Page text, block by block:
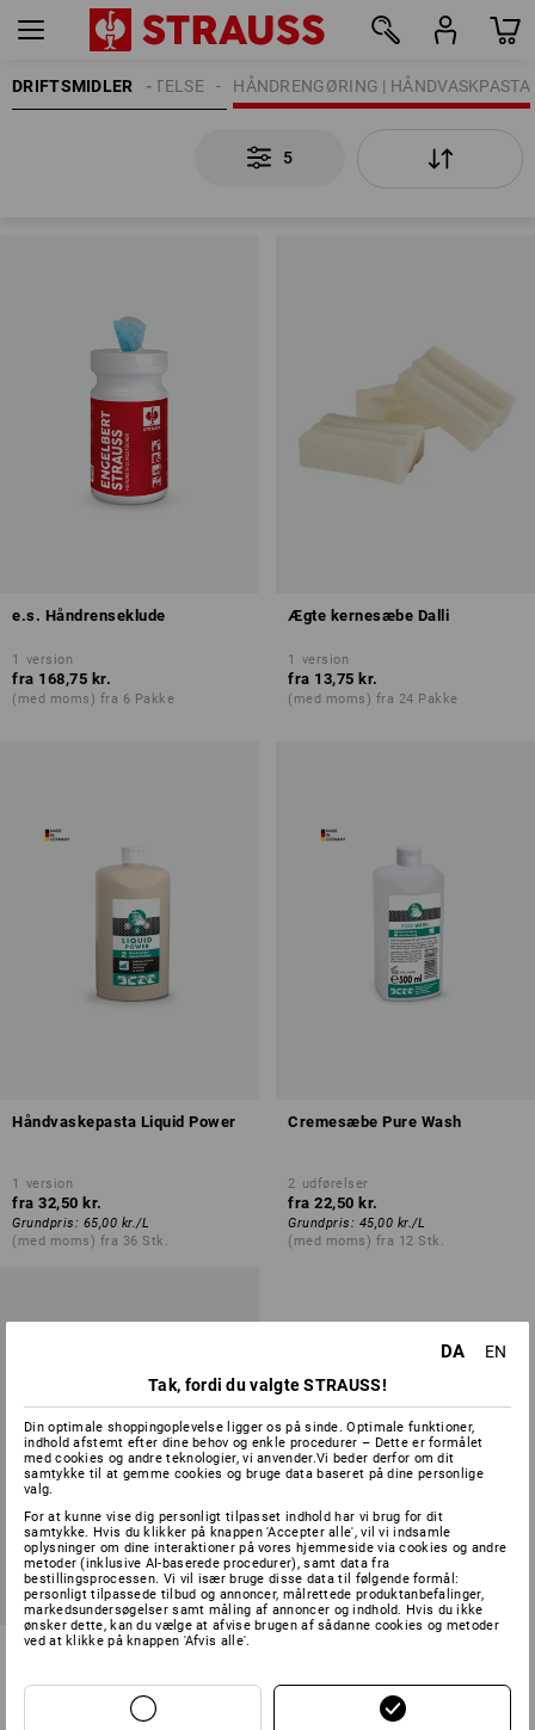
DRIFTSMIDLER HÅNDRENGØRING | HÅNDVASKPASTA
| HUDBESKYTTELSE
5
e.s. Håndrenseklude
1 version
fra 168,75 kr.
(med moms) fra 6 Pakke
Ægte kernesæbe Dalli
1 version
fra 13,75 kr.
(med moms) fra 24 Pakke
Håndvaskepasta Liquid Power
1 version
fra 32,50 kr.
Grundpris: 65,00 kr./L
(med moms) fra 36 Stk.
Cremesæbe Pure Wash
2 udførelser
fra 22,50 kr.
Grundpris: 45,00 kr./L
(med moms) fra 12 Stk.
Hudrensende creme Sensi
DA
EN
Tak, fordi du valgte STRAUSS!
Din optimale shoppingoplevelse ligger os på sinde. Optimale funktioner,
indhold afstemt efter dine behov og enkle procedurer – Dette er formålet
med cookies og andre teknologier, vi anvender.Vi beder derfor om dit
samtykke til at gemme cookies og bruge data baseret på dine personlige
valg.
For at kunne vise dig personligt tilpasset indhold har vi brug for dit
samtykke. Hvis du klikker på knappen 'Accepter alle', vil vi indsamle
oplysninger om dine interaktioner på vores hjemmeside via cookies og andre
metoder (inklusive AI-baserede procedurer), samt data fra
bestillingsprocessen. Vi vil især bruge disse data til følgende formål:
personligt tilpassede tilbud og annoncer, målrettede produktanbefalinger,
markedsundersøgelser samt måling af annoncer og indhold. Hvis du ikke
ønsker dette, kan du vælge at afvise brugen af sådanne cookies og metoder
ved at klikke på knappen 'Afvis alle'.